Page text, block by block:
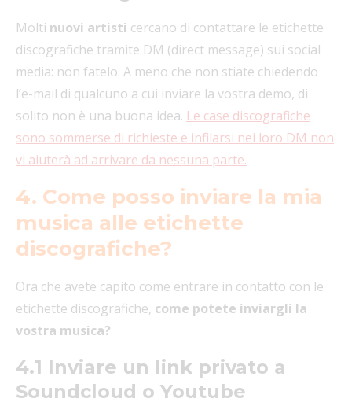
Molti nuovi artisti cercano di contattare le etichette
discografiche tramite DM (direct message) sui social
media: non fatelo. A meno che non stiate chiedendo
l’e-mail di qualcuno a cui inviare la vostra demo, di
solito non è una buona idea. Le case discografiche
sono sommerse di richieste e infilarsi nei loro DM non
vi aiuterà ad arrivare da nessuna parte.
4. Come posso inviare la mia
musica alle etichette
discografiche?
Ora che avete capito come entrare in contatto con le
etichette discografiche, come potete inviargli la
vostra musica?
4.1 Inviare un link privato a
Soundcloud o Youtube